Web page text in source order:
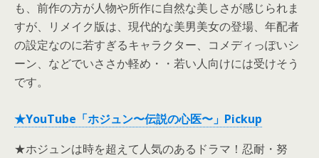
も、前作の方が人物や所作に自然な美しさが感じられま
すが、リメイク版は、現代的な美男美女の登場、年配者
の設定なのに若すぎるキャラクター、コメディっぽいシ
ーン、などでいささか軽め・・若い人向けには受けそう
です。
★YouTube「ホジュン〜伝説の心医〜」Pickup
★ホジュンは時を超えて人気のあるドラマ！忍耐・努